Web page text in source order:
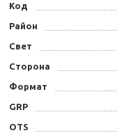
Код
Район
Свет
Сторона
Формат
GRP
OTS